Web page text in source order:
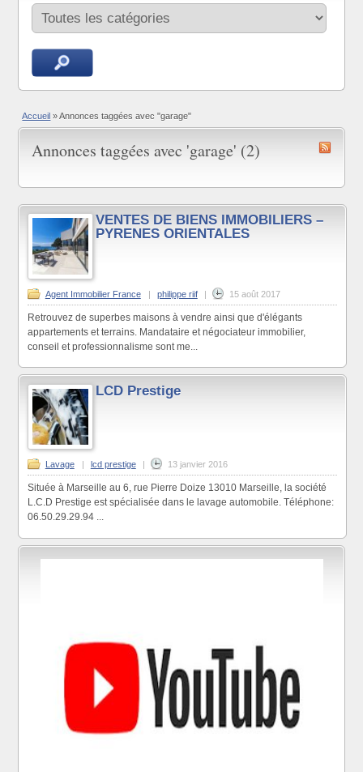
Accueil » Annonces taggées avec "garage"
Annonces taggées avec 'garage' (2)
VENTES DE BIENS IMMOBILIERS –
PYRENES ORIENTALES
Agent Immobilier France | philippe riif | 15 août 2017
Retrouvez de superbes maisons à vendre ainsi que d'élégants
appartements et terrains. Mandataire et négociateur immobilier,
conseil et professionnalisme sont me...
LCD Prestige
Lavage lcd prestige 13 janvier 2016
Située à Marseille au 6, rue Pierre Doize 13010 Marseille, la société
L.C.D Prestige est spécialisée dans le lavage automobile. Téléphone:
06.50.29.29.94 ...